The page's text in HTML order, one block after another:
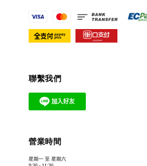
聯繫我們
營業時間
星期一 至 星期六